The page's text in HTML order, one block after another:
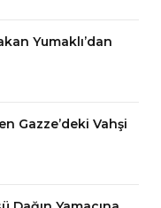
Yumaklı’dan
Gazze’deki Vahşi